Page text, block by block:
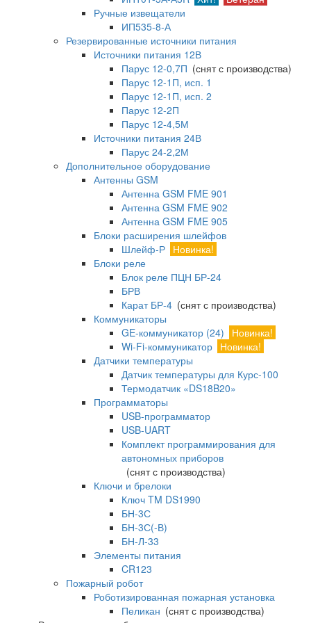
Ручные извещатели
ИП535-8-А
Резервированные источники питания
Источники питания 12В
Парус 12-0,7П (снят с производства)
Парус 12-1П, исп. 1
Парус 12-1П, исп. 2
Парус 12-2П
Парус 12-4,5М
Источники питания 24В
Парус 24-2,2М
Дополнительное оборудование
Антенны GSM
Антенна GSM FME 901
Антенна GSM FME 902
Антенна GSM FME 905
Блоки расширения шлейфов
Шлейф-Р Новинка!
Блоки реле
Блок реле ПЦН БР-24
БРВ
Карат БР-4 (снят с производства)
Коммуникаторы
GE-коммуникатор (24)
Новинка!
Wi-Fi-коммуникатор Новинка!
Датчики температуры
Датчик температуры для Курс-100
Термодатчик «DS18B20»
Программаторы
USB-программатор
USB-UART
Комплект программирования для
автономных приборов
(снят с производства)
Ключи и брелоки
Ключ TM DS1990
БН-3С
БН-3С(-В)
БН-Л-33
Элементы питания
CR123
Пожарный робот
Роботизированная пожарная установка
Пеликан (снят с производства)